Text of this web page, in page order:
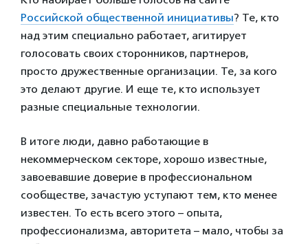
Российской общественной инициативы? Те, кто
над этим специально работает, агитирует
голосовать своих сторонников, партнеров,
просто дружественные организации. Те, за кого
это делают другие. И еще те, кто использует
разные специальные технологии.
В итоге люди, давно работающие в
некоммерческом секторе, хорошо известные,
завоевавшие доверие в профессиональном
сообществе, зачастую уступают тем, кто менее
известен. То есть всего этого – опыта,
профессионализма, авторитета – мало, чтобы за